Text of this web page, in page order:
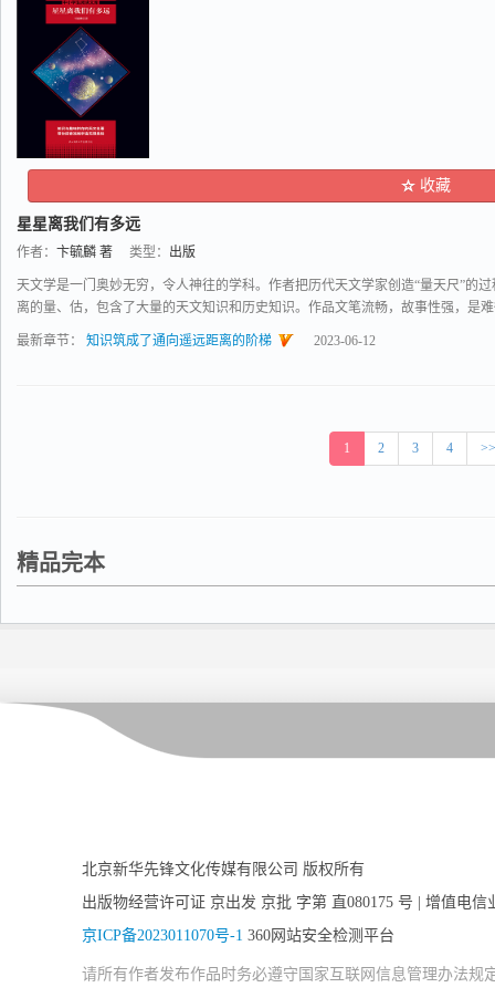
收藏
星星离我们有多远
作者： 卞毓麟 著 类型： 出版
天文学是一门奥妙无穷，令人神往的学科。作者把历代天文学家创造“量天尺”的
离的量、估，包含了大量的天文知识和历史知识。作品文笔流畅，故事性强，是
最新章节： 知识筑成了通向遥远距离的阶梯 2023-06-12
1 2 3 4 >>
精品完本
北京新华先锋文化传媒有限公司 版权所有
出版物经营许可证 京出发 京批 字第 直080175 号 | 增值电信
京ICP备2023011070号-1 360网站安全检测平台
请所有作者发布作品时务必遵守国家互联网信息管理办法